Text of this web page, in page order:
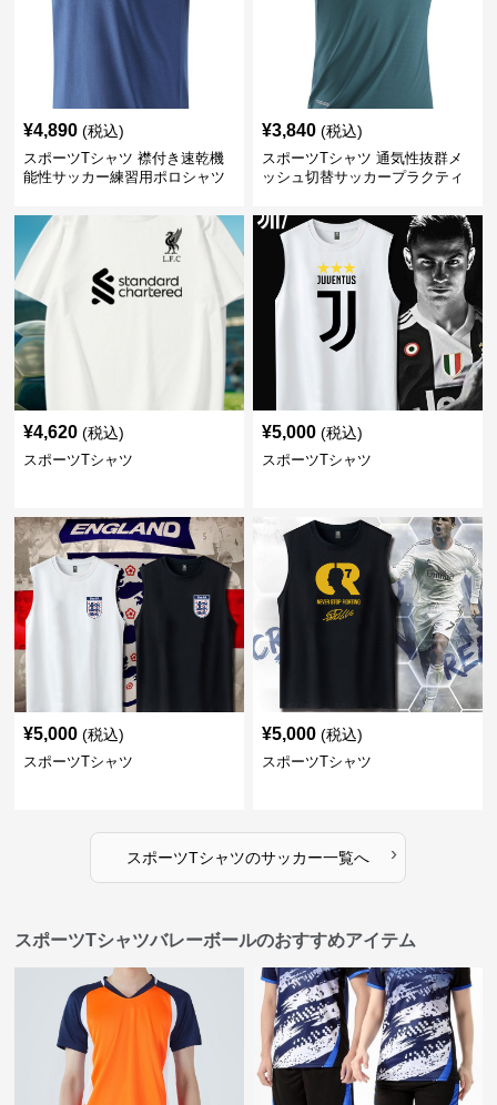
¥4,890 (税込)
スポーツTシャツ 襟付き速乾機
能性サッカー練習用ポロシャツ
¥3,840 (税込)
スポーツTシャツ 通気性抜群メ
ッシュ切替サッカープラクティ
¥4,620 (税込)
スポーツTシャツ
¥5,000 (税込)
スポーツTシャツ
¥5,000 (税込)
スポーツTシャツ
¥5,000 (税込)
スポーツTシャツ
スポーツTシャツのサッカー一覧へ ›
スポーツTシャツバレーボールのおすすめアイテム